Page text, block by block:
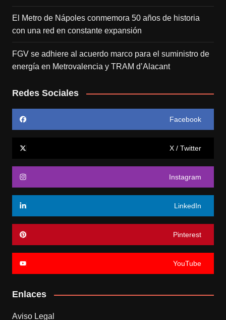
El Metro de Nápoles conmemora 50 años de historia
con una red en constante expansión
FGV se adhiere al acuerdo marco para el suministro de
energía en Metrovalencia y TRAM d’Alacant
Redes Sociales
Facebook
X / Twitter
Instagram
LinkedIn
Pinterest
YouTube
Enlaces
Aviso Legal